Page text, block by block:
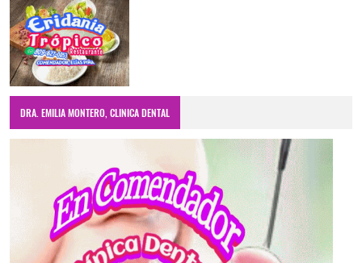
DRA. EMILIA MONTERO, CLINICA DENTAL